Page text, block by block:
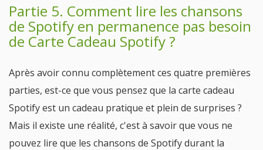
Partie 5. Comment lire les chansons
de Spotify en permanence pas besoin
de Carte Cadeau Spotify ?
Après avoir connu complètement ces quatre premières
parties, est-ce que vous pensez que la carte cadeau
Spotify est un cadeau pratique et plein de surprises ?
Mais il existe une réalité, c'est à savoir que vous ne
pouvez lire que les chansons de Spotify durant la